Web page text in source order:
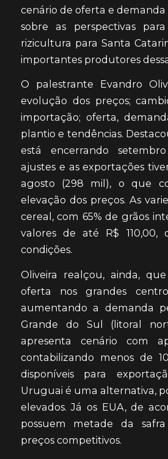
cenário de oferta e
sobre as perspectivas
rizicultura para Santa
importantes produtores
O palestrante Evandro
evolução dos preços;
importação; oferta,
plantio e tendências.
está encerrando
ajustes e as exportações
agosto (298 mil), o que
elevação dos preços. As
cereal, com 65% de grãos
valores de até R$ 110,00,
condições.
Oliveira realçou, ainda,
oferta nos grandes
aumentando a demanda
Grande do Sul (litoral
apresenta cenário com
contabilizando menos de
disponíveis para
Uruguai é uma alternativa,
elevados. Já os EUA, de
possuem metade da
preços competitivos.